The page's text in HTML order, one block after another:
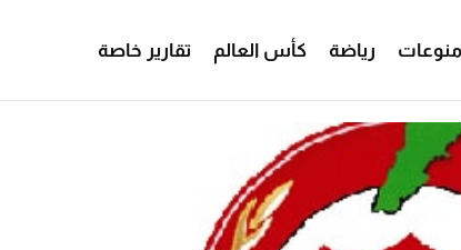
منوعات رياضة كأس العالم تقارير خاصة